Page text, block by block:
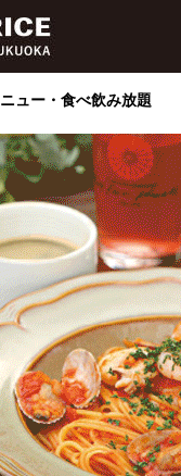
ニュー・食べ飲み放題